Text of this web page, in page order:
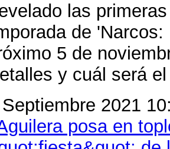
las
de
5 de
y cuál será
2021